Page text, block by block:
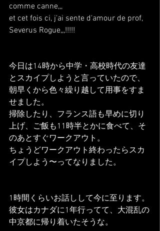
comme canne,,,
et cet fois ci, j'ai sente d'amour de prof,
Severus Rogue,,,!!!!!
今日は14時から中学・高校時代の友達
とスカイプしようと言っていたので、
朝早くから色々繰り越して用事をすま
せました。
掃除したり、フランス語も早めに切り
上げ、ご飯も11時半とかに食べて、そ
のあとすぐワークアウト。
ちょうどワークアウト終わったらスカ
イプしよう〜ってなりました。
1時間くらいお話しして今に至ります。
彼女はカナダに1年行ってて、大混乱の
中京都に帰り着いたそうな。